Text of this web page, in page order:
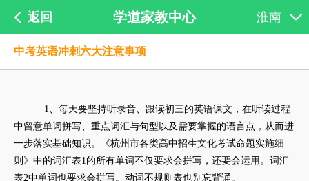
返回 学道家教中心 淮南
中考英语冲刺六大注意事项
1、每天要坚持听录音、跟读初三的英语课文，在听读过程
中留意单词拼写、重点词汇与句型以及需要掌握的语言点，从而进
一步落实基础知识。《杭州市各类高中招生文化考试命题实施细
则》中的词汇表1的所有单词不仅要求会拼写，还要会运用。词汇
表2中单词也要求会拼写。动词不规则表也别忘背诵。